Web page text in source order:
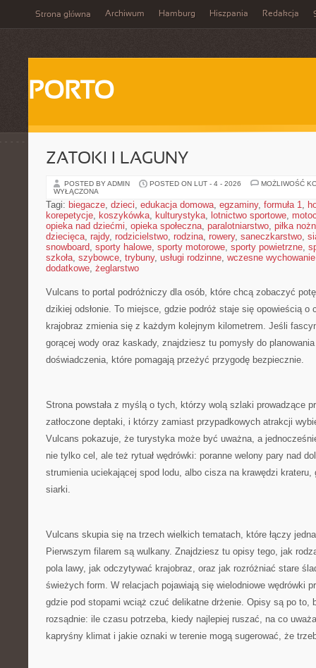
Strona główna Archiwum Hamburg Hiszpania Redakcja
PORTO
ZATOKI I LAGUNY
POSTED BY ADMIN POSTED ON LUT - 4 - 2026
MOŻLIWOŚĆ
WYŁĄCZONA
Tagi: biegacze, dzieci, edukacja domowa, egzaminy, formuła 1,
korepetycje, koszykówka, kulturystyka, lotnictwo sportowe,
opieka nad dziećmi, opieka społeczna, paralotniarstwo, piłka
dziecięca, rajdy, rodzicielstwo, rodzina, rowery, saneczkarstwo,
snowboard, sporty halowe, sporty motorowe, sporty powietrzne,
szkoła, szybowce, trybuny, usługi rodzinne, wczesne wychowanie
dodatkowe, żeglarstwo
Vulcans to portal podróżniczy dla osób, które chcą zobaczyć
dzikiej odsłonie. To miejsce, gdzie podróż staje się opowieścią o
krajobraz zmienia się z każdym kolejnym kilometrem. Jeśli
gorącej wody oraz kaskady, znajdziesz tu pomysły do
doświadczenia, które pomagają przeżyć przygodę bezpiecznie.
Strona powstała z myślą o tych, którzy wolą szlaki prowadzące
zatłoczone deptaki, i którzy zamiast przypadkowych atrakcji
Vulcans pokazuje, że turystyka może być uważna, a
nie tylko cel, ale też rytuał wędrówki: poranne welony pary nad
strumienia uciekającej spod lodu, albo cisza na krawędzi krateru,
siarki.
Vulcans skupia się na trzech wielkich tematach, które łączy
Pierwszym filarem są wulkany. Znajdziesz tu opisy tego, jak
pola lawy, jak odczytywać krajobraz, oraz jak rozróżniać stare
świeżych form. W relacjach pojawiają się wielodniowe wędrówki
gdzie pod stopami wciąż czuć delikatne drżenie. Opisy są po to,
rozsądnie: ile czasu potrzeba, kiedy najlepiej ruszać, na co
kapryśny klimat i jakie oznaki w terenie mogą sugerować, że